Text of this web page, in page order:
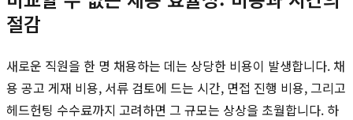
절감
새로운 직원을 한 명 채용하는 데는 상당한 비용이 발생합니다. 채
용 공고 게재 비용, 서류 검토에 드는 시간, 면접 진행 비용, 그리고
헤드헌팅 수수료까지 고려하면 그 규모는 상상을 초월합니다. 하